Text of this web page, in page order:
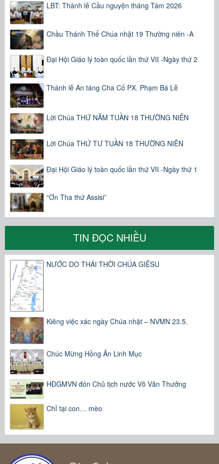
LBT: Thánh lễ Cầu nguyện tháng Tám 2026
Chầu Thánh Thể Chúa nhật 19 Thường niên -A
Đại Hội Giáo lý toàn quốc lần thứ VII -Ngày thứ 2
Thánh lễ An táng Cha Cố PX. Phạm Bá Lễ
Lời Chúa THỨ NĂM TUẦN 18 THƯỜNG NIÊN
Lời Chúa THỨ TƯ TUẦN 18 THƯỜNG NIÊN
Đại Hội Giáo lý toàn quốc lần thứ VII -Ngày thứ 1
“Ơn Tha thứ Assisi”
TIN ĐỌC NHIỀU
NƯỚC DO THÁI THỜI CHÚA GIÊSU
Kiêng việc xác ngày Chúa nhật – NVMN 23.5.
Chúc Mừng Hồng Ân Linh Mục
HĐGMVN đón Chủ tịch nước Võ Văn Thưởng
Chỉ tại con… mèo